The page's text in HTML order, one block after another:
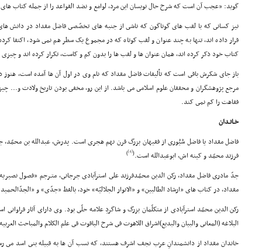
گوید: «عجب آن است که شرح حال نویسان این مرد، لوامع و نضد القواعد را از جمله کتاب هاى
نیز کسانى که با لقب هاى گوناگون که ناشى از جنبه هاى تخصّصى فاضل مقداد در دانش
قرار داده اند، تنها به چند عنوان و لقب کوتاه که در مجموع یک سطر هم نمى شود، اکتفا
کتاب خود ذکر کرده اند، همان عنوان ها و لقب ها را بدون کم و کاست، تکرار کرده اند و
باز جاى شکرش باقى است که تألیفات فاضل مقداد که نام وى در اول آن ها آمده است،
مرجع پژوهشگران و محققان علوم اسلامى مى باشد. از این رو، مخفى بودن تاریخ ولادت و...
فقاهت را کم نمى کند.
خـانـدان
فاضل مقداد یا فاضل سُیُورى از فقیهان بزرگ قرن نهم هجرى است. پدرش، عبدالله بن
فرزند محمّد و کینه اش، ابوعبدالله است.(
[4]
)
جدّ مادرى فاضل مقداد، رکن الدین محمّدفرزند على استرآبادى جرجانى، متـرجم «فصول
مقداد، در کتاب هاى «ارشاد الطالبین» و «الانوار الجلالیّه» خود، بالفظ «جدّى» و
رکن الدین محمّد استرآبادى از متکلّمان بزرگ و شاگردِ علامه حلّى بود. وى داراى آثار
البلاغه (المعانى والبیان والبدیع)اشراق اللاهوت فى شرح الیاقوت فى علم الکلام والمباحث
خاندان مقداد از دانشمندانِ عرب نجف اشرف هستند، که نسب آن ها به قبیله بنى اسد مى